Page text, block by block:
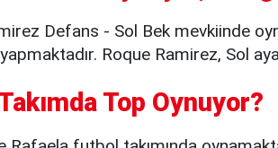
Defans - Sol Bek mevkiinde
Roque Ramirez, Sol
Top Oynuyor?